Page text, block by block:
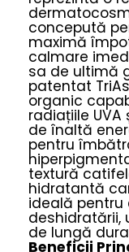
concepută
maximă
calmare
sa de ultimă
patentat
organic
radiațiile UVA
de înaltă
pentru
textură
hidratantă
ideală pentru
deshidratării,
de lungă
Beneficii